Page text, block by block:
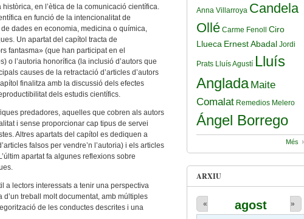
en l’ètica de la comunicació científica.
en funció de la intencionalitat de
dades en economia, medicina o química,
Un apartat del capítol tracta de
fantasma» (que han participat en el
o l’autoria honorífica (la inclusió d’autors que
causes de la retractació d’articles d’autors
finalitza amb la discussió dels efectes
dels estudis científics.
predadores, aquelles que cobren als autors
i sense proporcionar cap tipus de servei
Altres apartats del capítol es dediquen a
falsos per vendre’n l’autoria) i els articles
apartat fa algunes reflexions sobre
a lectors interessats a tenir una perspectiva
d’un treball molt documentat, amb múltiples
de les conductes descrites i una
Anna Villarroya Candela
Ollé Carme Fenoll
Ciro
Llueca Ernest Abadal Jordi
Prats Lluís Agustí Lluís
Anglada Maite
Comalat Remedios Melero
Ángel Borrego
Més
ARXIU
agost
« »